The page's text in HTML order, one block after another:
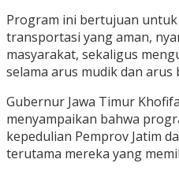
Program ini bertujuan
transportasi yang aman,
masyarakat, sekaligus
selama arus mudik dan arus
Gubernur Jawa Timur
menyampaikan bahwa
kepedulian Pemprov Jatim
terutama mereka yang